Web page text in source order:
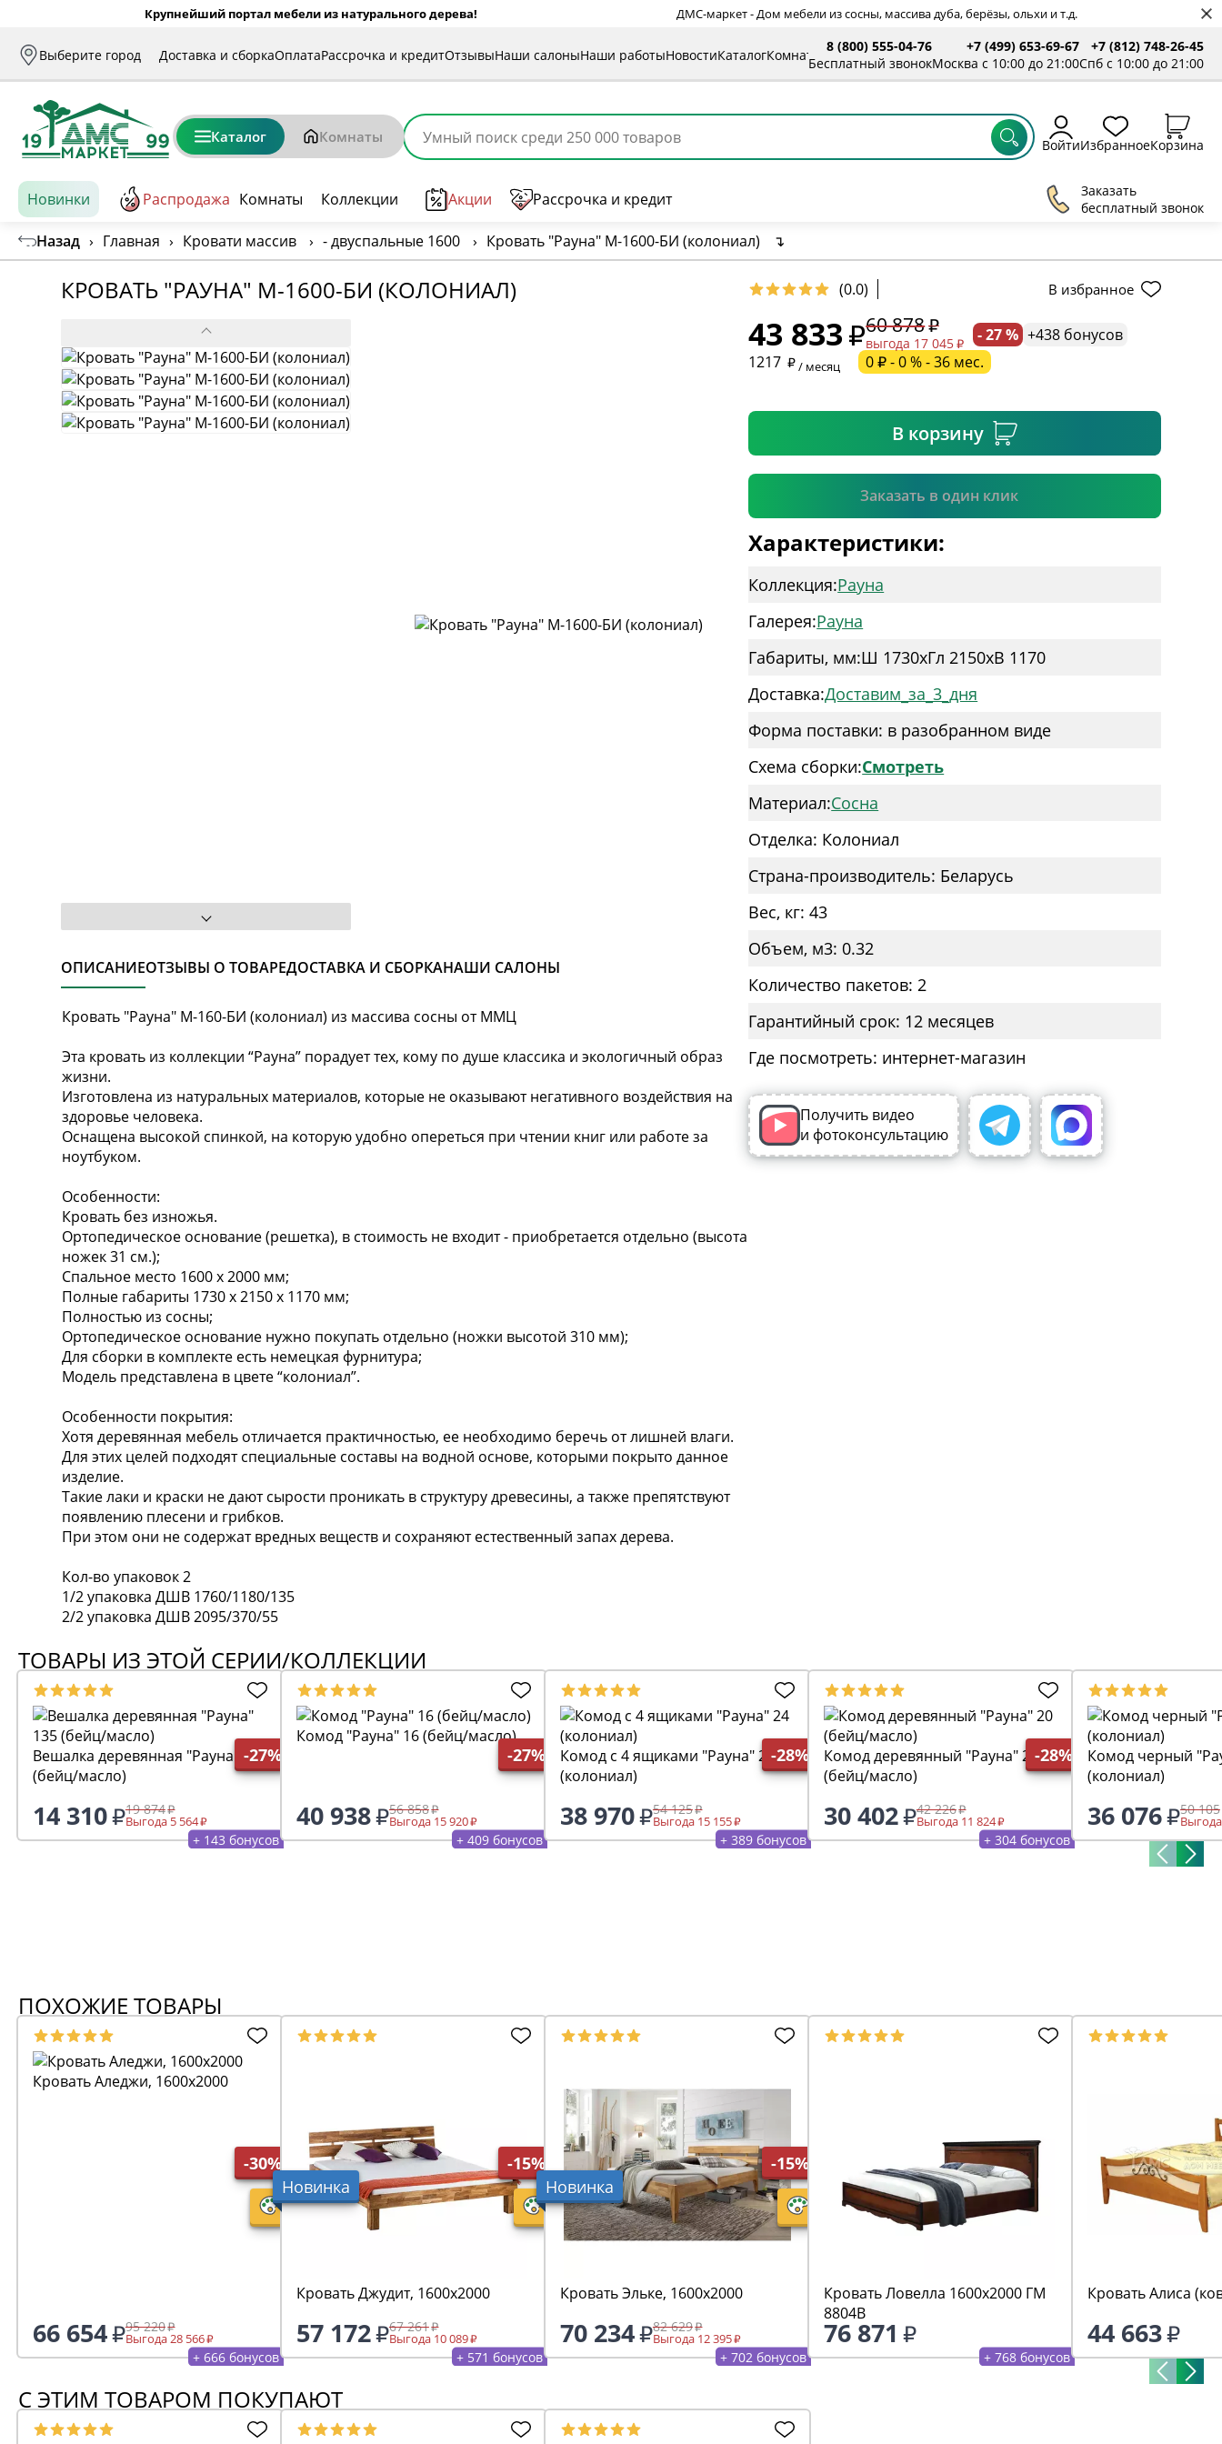
Крупнейший портал мебели из натурального дерева! ДМС-маркет - Дом мебели из сосны, массива дуба, берёзы, ольхи и т.д.
Выберите город Доставка и сборкаОплатаРассрочка и кредитОтзывыНаши салоныНаши работыНовостиКаталогКомнаты
8 (800) 555-04-76
Бесплатный звонок
+7 (499) 653-69-67
Москва с 10:00 до 21:00
+7 (812) 748-26-45
Спб с 10:00 до 21:00
Каталог Комнаты ВойтиИзбранноеКорзина
Новинки Распродажа Комнаты Коллекции Акции Рассрочка и кредит
Заказать
бесплатный звонок
Назад › Главная › Кровати массив › - двуспальные 1600 › Кровать "Рауна" М-1600-БИ (колониал) ↴
КРОВАТЬ "РАУНА" М-1600-БИ (КОЛОНИАЛ) (0.0) В избранное
ОПИСАНИЕОТЗЫВЫ О ТОВАРЕДОСТАВКА И СБОРКАНАШИ САЛОНЫ
Кровать "Рауна" М-160-БИ (колониал) из массива сосны от ММЦ
Эта кровать из коллекции “Рауна” порадует тех, кому по душе классика и экологичный образ
жизни.
Изготовлена из натуральных материалов, которые не оказывают негативного воздействия на
здоровье человека.
Оснащена высокой спинкой, на которую удобно опереться при чтении книг или работе за
ноутбуком.
Особенности:
Кровать без изножья.
Ортопедическое основание (решетка), в стоимость не входит - приобретается отдельно (высота
ножек 31 см.);
Спальное место 1600 х 2000 мм;
Полные габариты 1730 x 2150 x 1170 мм;
Полностью из сосны;
Ортопедическое основание нужно покупать отдельно (ножки высотой 310 мм);
Для сборки в комплекте есть немецкая фурнитура;
Модель представлена в цвете “колониал”.
Особенности покрытия:
Хотя деревянная мебель отличается практичностью, ее необходимо беречь от лишней влаги.
Для этих целей подходят специальные составы на водной основе, которыми покрыто данное
изделие.
Такие лаки и краски не дают сырости проникать в структуру древесины, а также препятствуют
появлению плесени и грибков.
При этом они не содержат вредных веществ и сохраняют естественный запах дерева.
Кол-во упаковок 2
1/2 упаковка ДШВ 1760/1180/135
2/2 упаковка ДШВ 2095/370/55
43 833 60 878
выгода 17 045 - 27 % +438 бонусов
1217
/ месяц 0 ₽ - 0 % - 36 мес.
В корзину
Заказать в один клик
* необязательное поле
Подтвердить
Характеристики:
Коллекция:Рауна
Галерея:Рауна
Габариты, мм:Ш 1730xГл 2150xВ 1170
Доставка:Доставим_за_3_дня
Форма поставки: в разобранном виде
Схема сборки:Смотреть
Материал:Сосна
Отделка: Колониал
Страна-производитель: Беларусь
Вес, кг: 43
Объем, м3: 0.32
Количество пакетов: 2
Гарантийный срок: 12 месяцев
Где посмотреть: интернет-магазин
Получить видео
и фотоконсультацию
ТОВАРЫ ИЗ ЭТОЙ СЕРИИ/КОЛЛЕКЦИИ
-27%
Вешалка деревянная "Рауна" 135
(бейц/масло)
14 310 19 874
Выгода 5 564
+ 143 бонусов
-27%
Комод "Рауна" 16 (бейц/масло)
40 938 56 858
Выгода 15 920
+ 409 бонусов
-28%
Комод с 4 ящиками "Рауна" 24
(колониал)
38 970 54 125
Выгода 15 155
+ 389 бонусов
-28%
Комод деревянный "Рауна" 20
(бейц/масло)
30 402 42 226
Выгода 11 824
+ 304 бонусов
Комод черный
(колониал)
36 076 50 105
ПОХОЖИЕ ТОВАРЫ
-30%
Кровать Аледжи, 1600х2000
66 654 95 220
Выгода 28 566
+ 666 бонусов
Новинка
-15%
Кровать Джудит, 1600х2000
57 172 67 261
Выгода 10 089
+ 571 бонусов
Новинка
-15%
Кровать Эльке, 1600х2000
70 234 82 629
Выгода 12 395
+ 702 бонусов
Кровать Ловелла 1600х2000 ГМ
8804В
76 871
+ 768 бонусов
Кровать Алиса
44 663
С ЭТИМ ТОВАРОМ ПОКУПАЮТ